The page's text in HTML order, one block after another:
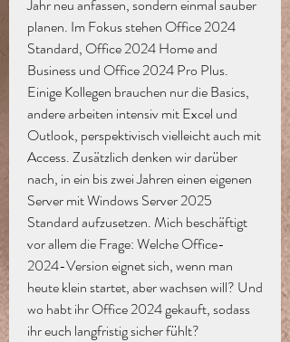
Jahr neu anfassen, sondern einmal sauber
planen. Im Fokus stehen Office 2024
Standard, Office 2024 Home and
Business und Office 2024 Pro Plus.
Einige Kollegen brauchen nur die Basics,
andere arbeiten intensiv mit Excel und
Outlook, perspektivisch vielleicht auch mit
Access. Zusätzlich denken wir darüber
nach, in ein bis zwei Jahren einen eigenen
Server mit Windows Server 2025
Standard aufzusetzen. Mich beschäftigt
vor allem die Frage: Welche Office-
2024-Version eignet sich, wenn man
heute klein startet, aber wachsen will? Und
wo habt ihr Office 2024 gekauft, sodass
ihr euch langfristig sicher fühlt?